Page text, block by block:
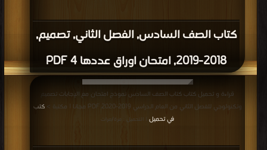
كتاب الصف السادس, الفصل الثاني, تصميم,
2018-2019, امتحان اوراق عددها 4 PDF
قراءة و تحميل كتاب كتاب الصف السادس نموذج امتحان مع الإجابات تصميم
وتكنولوجي للفصل الثاني من العام الدراسي 2019-2020 PDF مجانا | مكتبة >
كتب
في تحميل
| التحميل : مرة/مرات